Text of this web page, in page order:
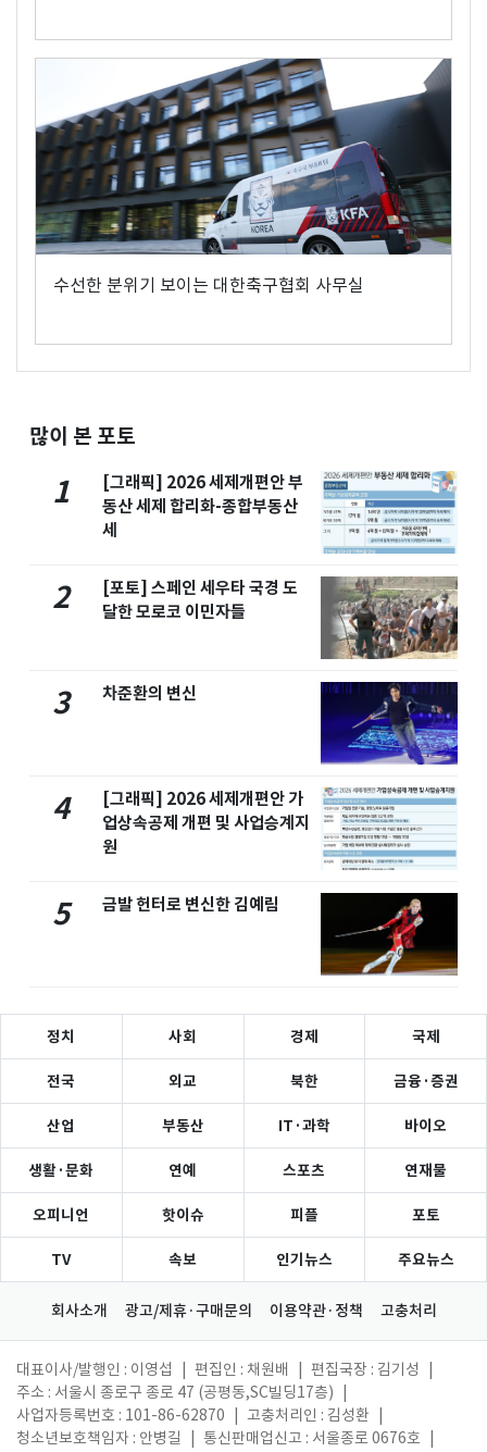
수선한 분위기 보이는 대한축구협회 사무실
많이 본 포토
1
[그래픽] 2026 세제개편안 부
동산 세제 합리화-종합부동산
세
2
[포토] 스페인 세우타 국경 도
달한 모로코 이민자들
3 차준환의 변신
4
[그래픽] 2026 세제개편안 가
업상속공제 개편 및 사업승계지
원
5 금발 헌터로 변신한 김예림
정치 사회 경제 국제
전국 외교 북한 금융·증권
산업 부동산 IT·과학 바이오
생활·문화 연예 스포츠 연재물
오피니언 핫이슈 피플 포토
TV 속보 인기뉴스 주요뉴스
회사소개 광고/제휴·구매문의 이용약관·정책 고충처리
대표이사/발행인 : 이영섭 편집인 : 채원배 편집국장 : 김기성
주소 : 서울시 종로구 종로 47 (공평동,SC빌딩17층)
사업자등록번호 : 101-86-62870
고충처리인 : 김성환
청소년보호책임자 : 안병길
통신판매업신고 : 서울종로 0676호